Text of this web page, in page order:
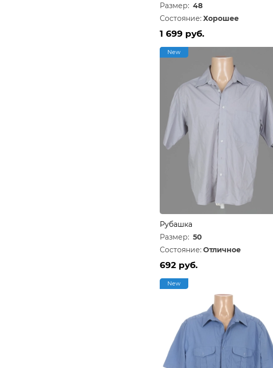
Размер: 48
Состояние: Хорошее
1 699 руб.
New
Рубашка
Размер: 50
Состояние: Отличное
692 руб.
New